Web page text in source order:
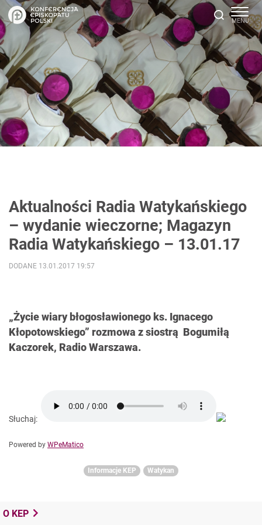
Aktualności Radia Watykańskiego
– wydanie wieczorne; Magazyn
Radia Watykańskiego – 13.01.17
„Życie wiary błogosławionego ks. Ignacego
Kłopotowskiego” rozmowa z siostrą Bogumiłą
Kaczorek, Radio Warszawa.
DODANE 13.01.2017 19:57
Słuchaj:
Powered by WPeMatico
Informacje KEP Watykan
O KEP